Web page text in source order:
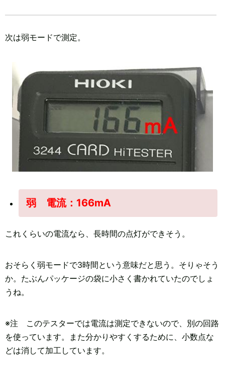
次は弱モードで測定。
弱 電流：166mA
これくらいの電流なら、長時間の点灯ができそう。
おそらく弱モードで3時間という意味だと思う。そりゃそう
か。たぶんパッケージの袋に小さく書かれていたのでしょ
うね。
※注 このテスターでは電流は測定できないので、別の回路
を使っています。また分かりやすくするために、小数点な
どは消して加工しています。